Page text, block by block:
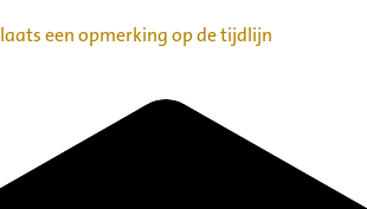
een opmerking op de tijdlijn